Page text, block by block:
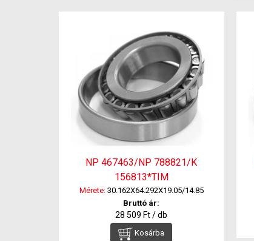
NP 467463/NP 788821/K
156813*TIM
Mérete:30.162X64.292X19.05/14.85
Bruttó ár:
28 509 Ft / db
Kosárba